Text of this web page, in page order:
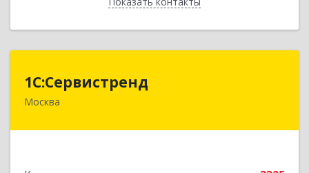
1С:Сервистренд
Москва
107023, Москва г, Семёновский пер, дом № 15,